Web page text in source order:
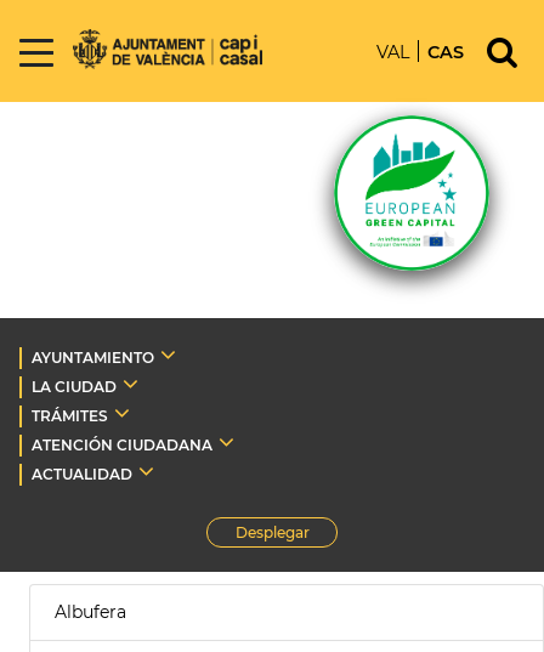
VAL CAS
AYUNTAMIENTO
LA CIUDAD
TRÁMITES
ATENCIÓN CIUDADANA
ACTUALIDAD
Desplegar
Albufera